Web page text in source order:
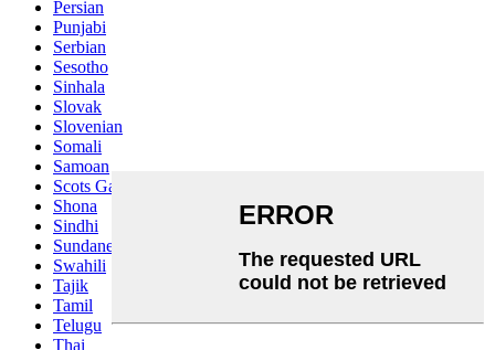
Persian
Punjabi
Serbian
Sesotho
Sinhala
Slovak
Slovenian
Somali
Samoan
Scots Gaelic
Shona
Sindhi
Sundanese
Swahili
Tajik
Tamil
Telugu
Thai